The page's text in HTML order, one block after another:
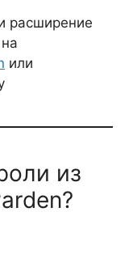
расширение
или
из